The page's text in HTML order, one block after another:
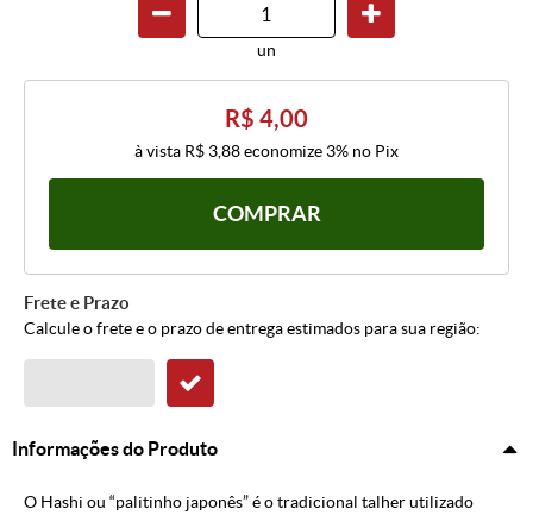
un
R$ 4,00
à vista R$ 3,88economize 3% no Pix
COMPRAR
Frete e Prazo
Calcule o frete e o prazo de entrega estimados para sua região:
Informações do Produto
O Hashi ou “palitinho japonês” é o tradicional talher utilizado